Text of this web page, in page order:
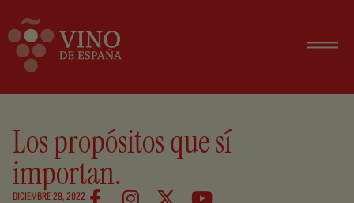
Los propósitos que sí
importan.
DICIEMBRE 29, 2022